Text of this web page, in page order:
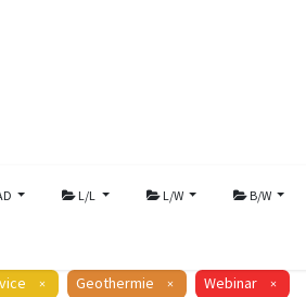
L/L L/W B/W
× Geothermie × Webinar ×